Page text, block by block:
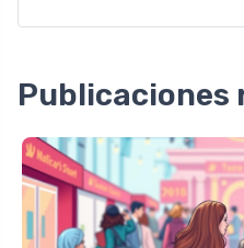
Publicaciones